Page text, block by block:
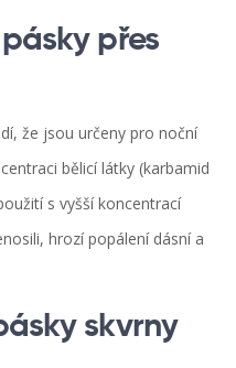
přes
že jsou určeny pro noční
bělicí látky (karbamid
s vyšší koncentrací
hrozí popálení dásní a
skvrny